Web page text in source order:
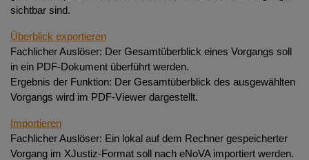
sichtbar sind.
Überblick exportieren
Fachlicher Auslöser: Der Gesamtüberblick eines Vorgangs soll
in ein PDF-Dokument überführt werden.
Ergebnis der Funktion: Der Gesamtüberblick des ausgewählten
Vorgangs wird im PDF-Viewer dargestellt.
Importieren
Fachlicher Auslöser: Ein lokal auf dem Rechner gespeicherter
Vorgang im XJustiz-Format soll nach eNoVA importiert werden.